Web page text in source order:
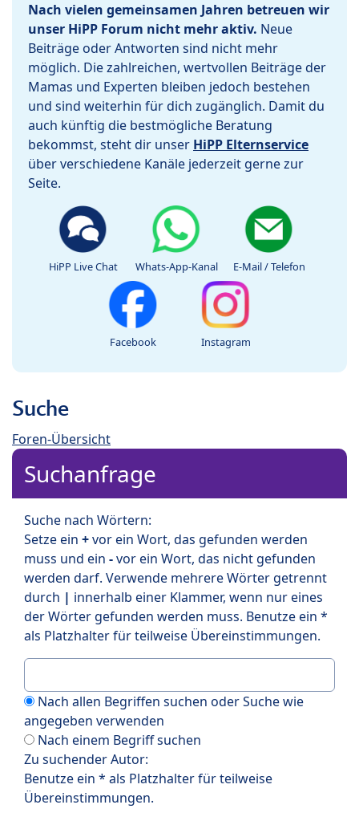
Nach vielen gemeinsamen Jahren betreuen wir
unser HiPP Forum nicht mehr aktiv. Neue
Beiträge oder Antworten sind nicht mehr
möglich. Die zahlreichen, wertvollen Beiträge der
Mamas und Experten bleiben jedoch bestehen
und sind weiterhin für dich zugänglich. Damit du
auch künftig die bestmögliche Beratung
bekommst, steht dir unser HiPP Elternservice
über verschiedene Kanäle jederzeit gerne zur
Seite.
HiPP Live Chat Whats-App-Kanal E-Mail / Telefon
Facebook Instagram
Suche
Foren-Übersicht
Suchanfrage
Suche nach Wörtern:
Setze ein +vor ein Wort, das gefunden werden
muss und ein -vor ein Wort, das nicht gefunden
werden darf. Verwende mehrere Wörter getrennt
durch | innerhalb einer Klammer, wenn nur eines
der Wörter gefunden werden muss. Benutze ein *
als Platzhalter für teilweise Übereinstimmungen.
Nach allen Begriffen suchen oder Suche wie
angegeben verwenden
Nach einem Begriff suchen
Zu suchender Autor:
Benutze ein * als Platzhalter für teilweise
Übereinstimmungen.